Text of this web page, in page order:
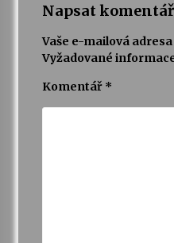
Napsat komentář
Vaše e-mailová
Vyžadované
Komentář *